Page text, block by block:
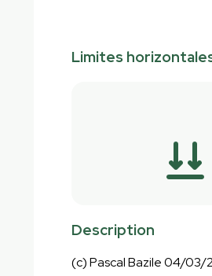
Limites
Description
(c) Pascal Bazile 04/